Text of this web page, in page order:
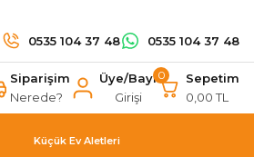
0535 104 37 48 0535 104 37 48
Siparişim
Nerede?
Üye/Bayi
Girişi
0
Sepetim
0,00 TL
Küçük Ev Aletleri